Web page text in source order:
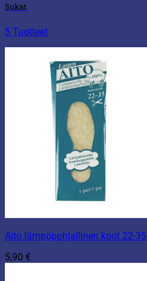
Sukat
5 Tuotteet
Aito lämpöpohjallinen koot 22-35
5,90 €